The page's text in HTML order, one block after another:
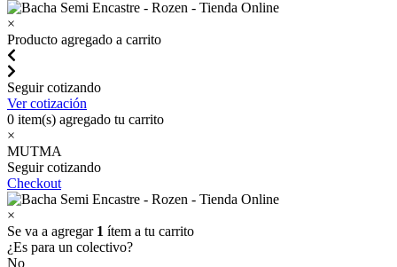
×
Producto agregado a carrito
Seguir cotizando
Ver cotización
0 item(s) agregado tu carrito
×
MUTMA
Seguir cotizando
Checkout
×
Se va a agregar 1 ítem a tu carrito
¿Es para un colectivo?
No